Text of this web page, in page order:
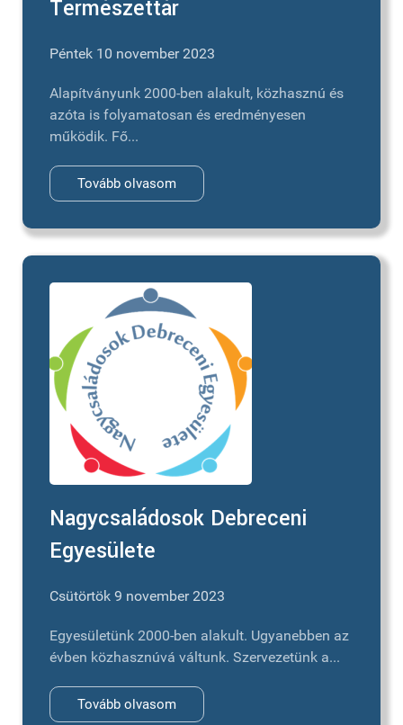
Természettár
Péntek 10 november 2023
Alapítványunk 2000-ben alakult, közhasznú és
azóta is folyamatosan és eredményesen
működik. Fő...
Tovább olvasom
Nagycsaládosok Debreceni
Egyesülete
Csütörtök 9 november 2023
Egyesületünk 2000-ben alakult. Ugyanebben az
évben közhasznúvá váltunk. Szervezetünk a...
Tovább olvasom